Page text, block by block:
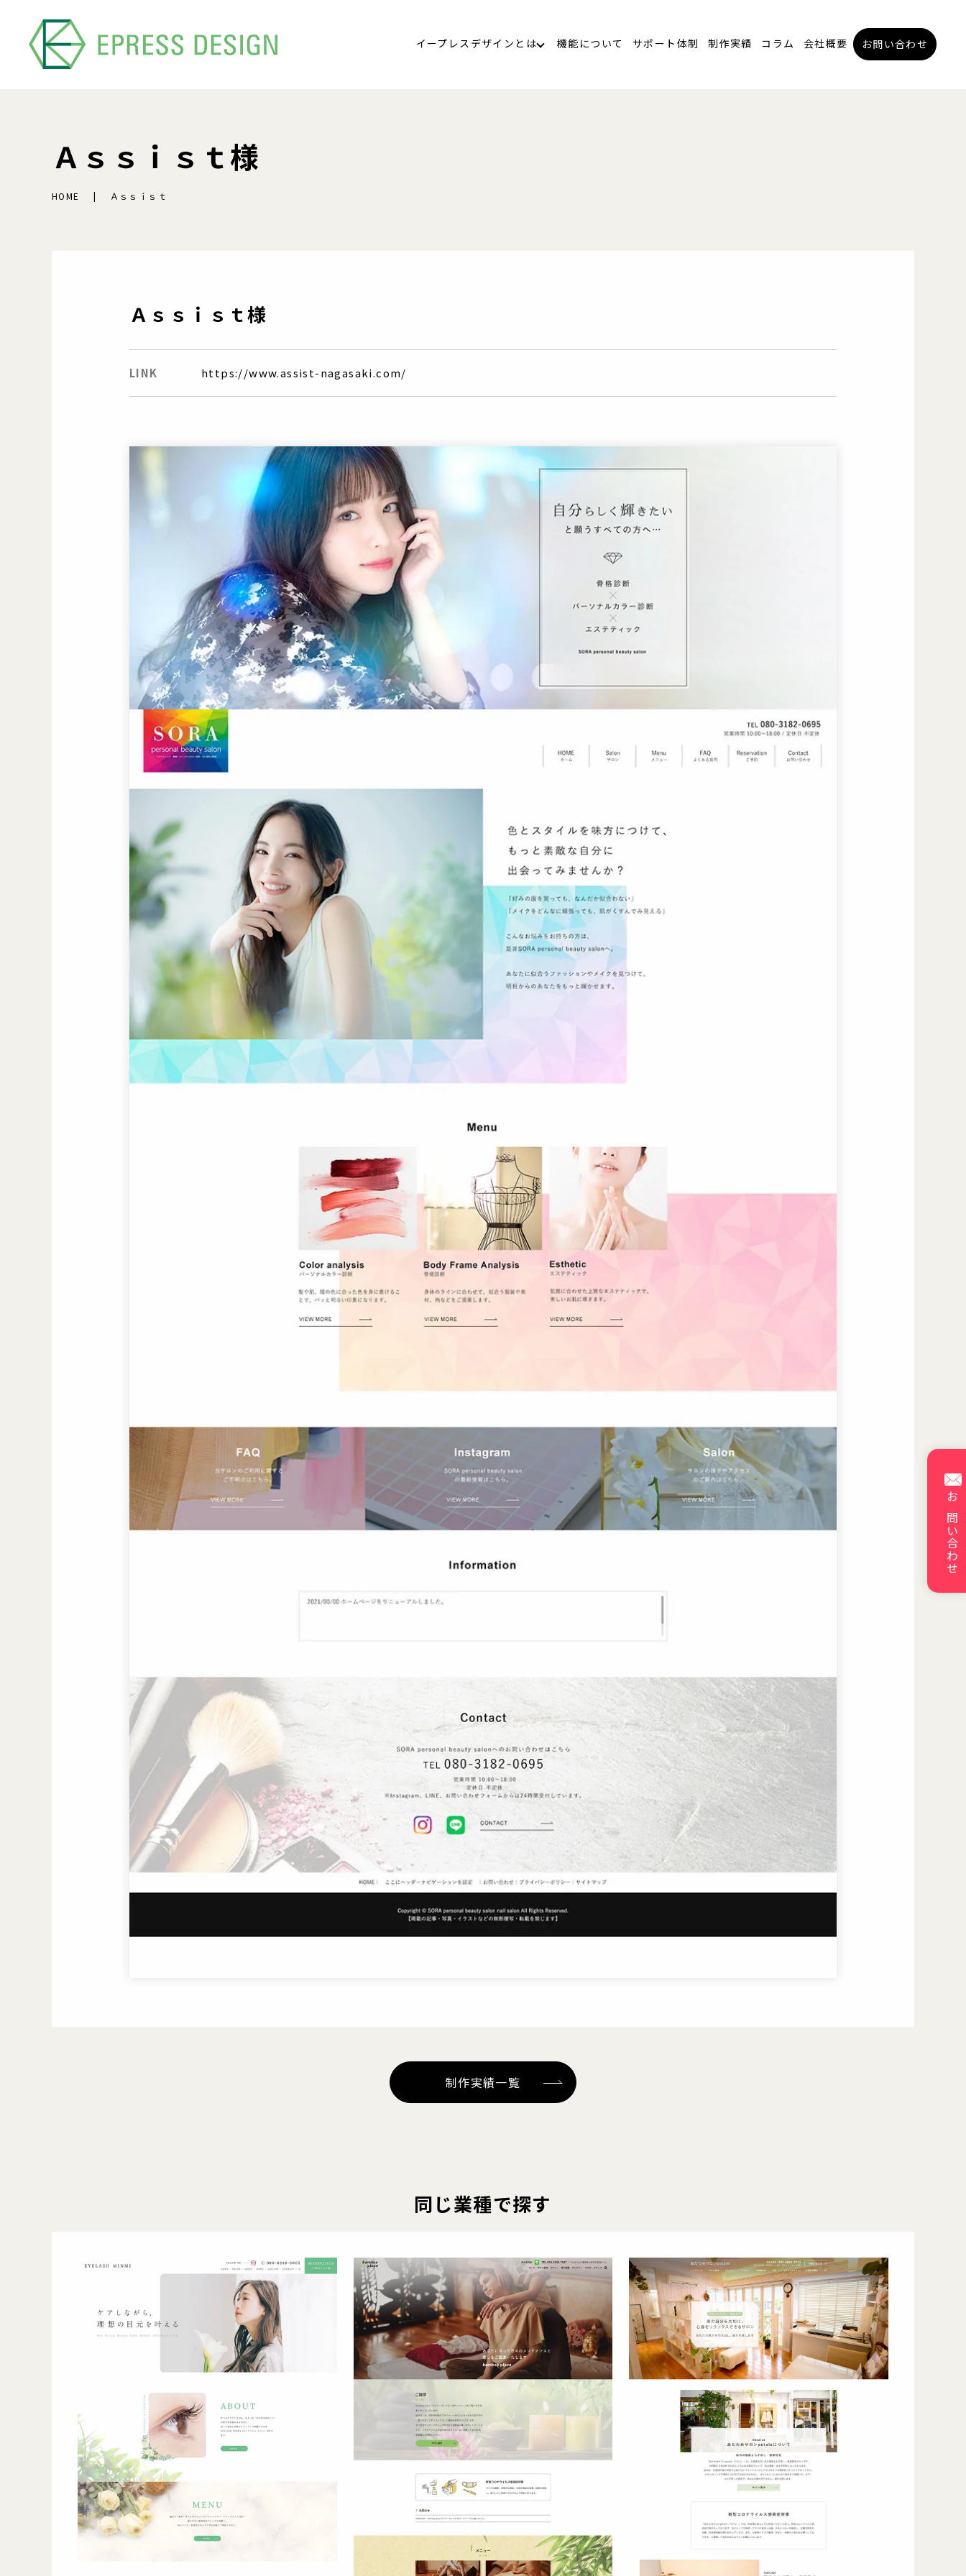
イープレスデザインとは 機能について サポート体制 制作実績 コラム 会社概要 お問い合わせ
Ａｓｓｉｓｔ様
HOME Ａｓｓｉｓｔ
Ａｓｓｉｓｔ様
LINK https://www.assist-nagasaki.com/
制作実績一覧
同じ業種で探す
お問い合わせ